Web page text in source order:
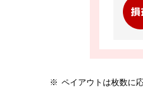
ペイアウトは枚数に